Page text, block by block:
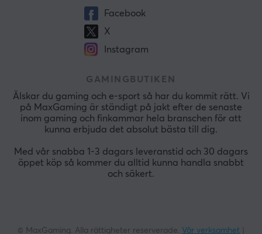
Facebook
X
Instagram
GAMINGBUTIKEN
Älskar du gaming och e-sport så har du kommit rätt. Vi
på MaxGaming är ständigt på jakt efter de senaste
inom gaming och finkammar hela branschen för att
kunna erbjuda det absolut bästa till dig.
Med vår snabba 1-3 dagars leveranstid och 30 dagars
öppet köp så kommer du alltid kunna handla snabbt
och säkert.
© MaxGaming. Alla rättigheter reserverade. Vår verksamhet